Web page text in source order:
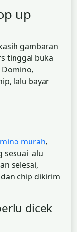
up
gambaran
tinggal buka
lalu bayar
murah,
sesuai lalu
selesai,
chip dikirim
dicek